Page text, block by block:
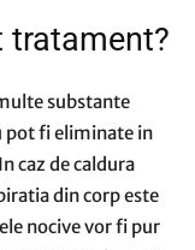
tratament?
substante
pot fi eliminate in
caz de caldura
din corp este
nocive vor fi pur